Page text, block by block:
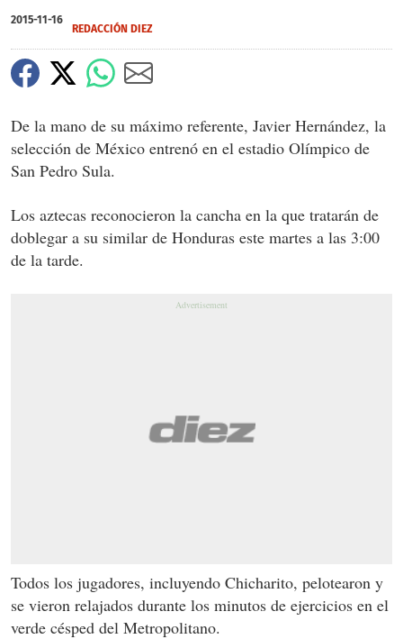
2015-11-16
REDACCIÓN DIEZ
De la mano de su máximo referente, Javier Hernández, la
selección de México entrenó en el estadio Olímpico de
San Pedro Sula.
Los aztecas reconocieron la cancha en la que tratarán de
doblegar a su similar de Honduras este martes a las 3:00
de la tarde.
Todos los jugadores, incluyendo Chicharito, pelotearon y
se vieron relajados durante los minutos de ejercicios en el
verde césped del Metropolitano.